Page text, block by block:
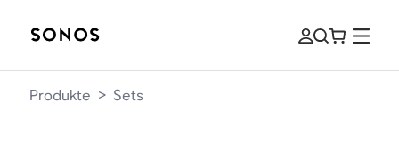
Produkte > Sets